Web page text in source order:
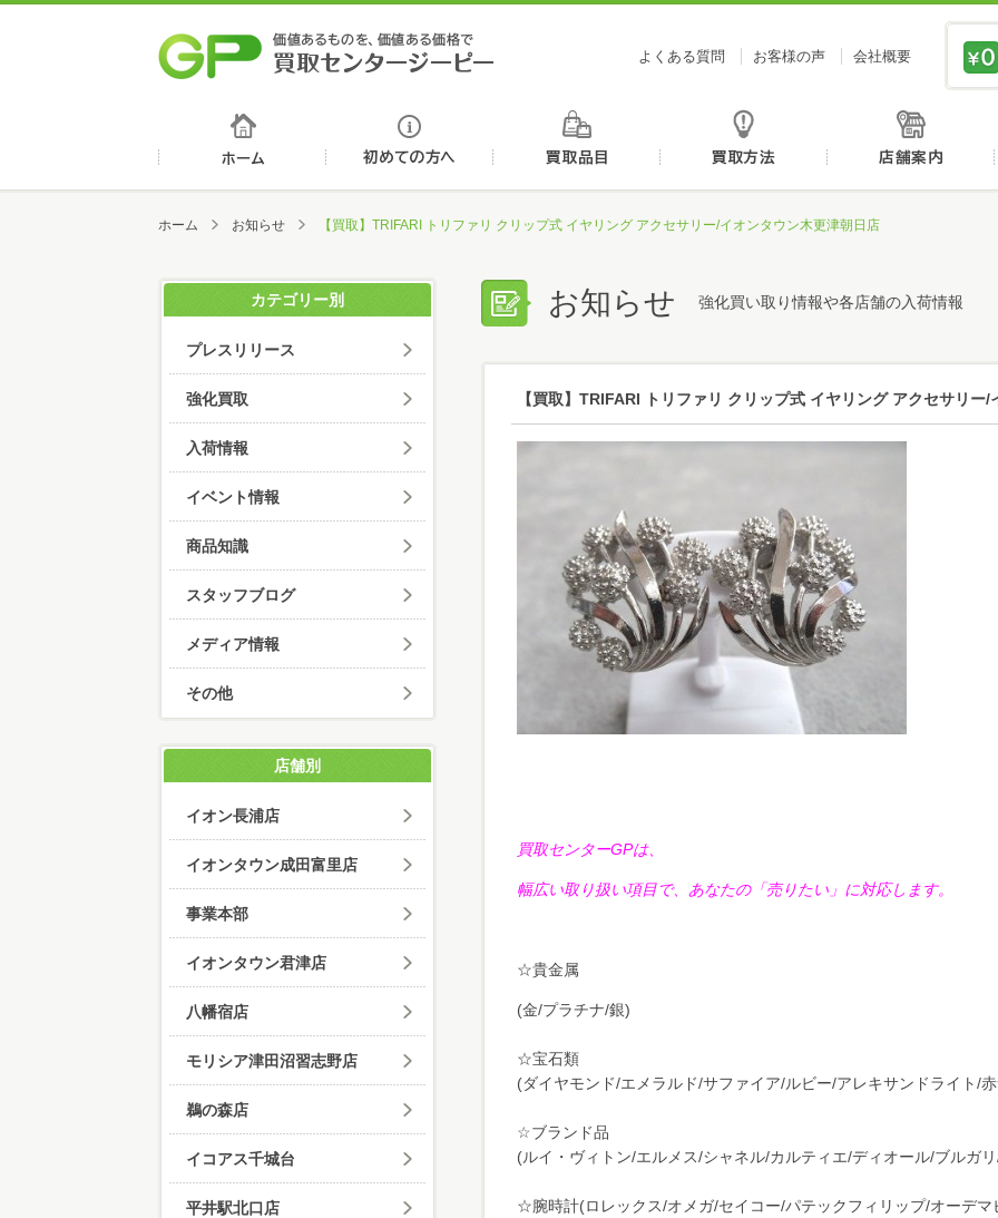
価値あるものを、価値ある価格で買取センタージーピ
よくある質問 お客様の声 会社概要
初めての方へ 買取品目 買取方法
ホーム お知らせ 【買取】TRIFARI トリファリ クリップ式 イヤリング アクセサリー/イオンタウン木更津朝日店
お知らせ 強化買い取り情報や各店舗の入荷情報
【買取】TRIFARI トリファリ クリップ式 イヤリング アクセサリー
買取センターGPは、
幅広い取り扱い項目で、あなたの「売りたい」に対応します。
☆貴金属
(金/プラチナ/銀)
☆宝石類
(ダイヤモンド/エメラルド/サファイア/ルビー/アレキサンドライト/
☆ブランド品
(ルイ・ヴィトン/エルメス/シャネル/カルティエ/ディオール/ブルガ
☆腕時計(ロレックス/オメガ/セイコー/パテックフィリップ/オーデマ
カテゴリー別
プレスリリース
強化買取
入荷情報
イベント情報
商品知識
スタッフブログ
メディア情報
その他
店舗別
イオン長浦店
イオンタウン成田富里店
事業本部
イオンタウン君津店
八幡宿店
モリシア津田沼習志野店
鵜の森店
イコアス千城台
平井駅北口店